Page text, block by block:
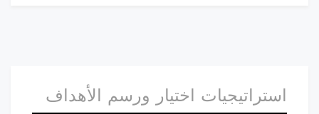
استراتيجيات اختيار ورسم الأهداف